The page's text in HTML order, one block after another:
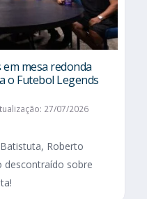
mesa redonda
o Futebol Legends
27/07/2026
Roberto
descontraído sobre